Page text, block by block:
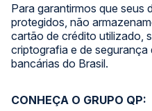
Para garantirmos que seus
protegidos, não
cartão de crédito utilizado,
criptografia e de segurança
bancárias do Brasil.
CONHEÇA O GRUPO QP: